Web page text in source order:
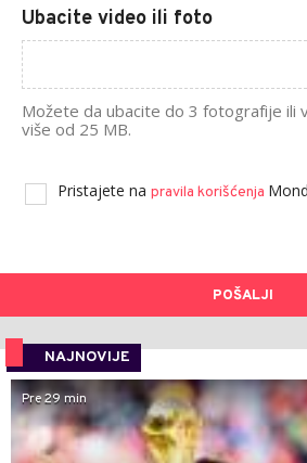
Ubacite video ili foto
Možete da ubacite do 3 fotografije ili
više od 25 MB.
Pristajete na pravila korišćenja
POŠALJI
NAJNOVIJE
Pre 29 min